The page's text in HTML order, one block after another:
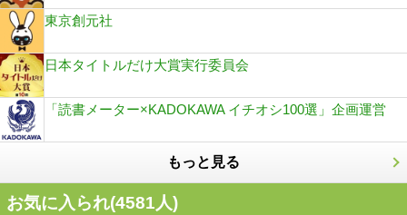
東京創元社
日本タイトルだけ大賞実行委員会
「読書メーター×KADOKAWA イチオシ100選」企画運営
もっと見る
お気に入られ(4581人)